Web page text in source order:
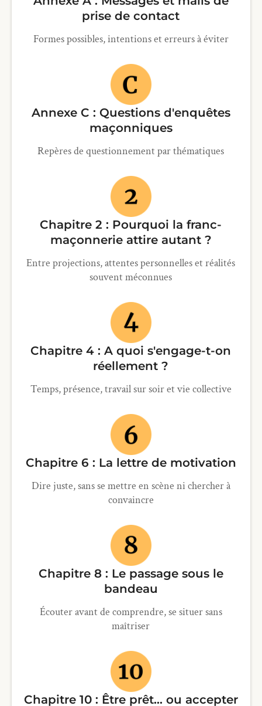
prise de contact
Formes possibles, intentions et erreurs à éviter
Annexe C : Questions d'enquêtes
maçonniques
Repères de questionnement par thématiques
Chapitre 2 : Pourquoi la franc-
maçonnerie attire autant ?
Entre projections, attentes personnelles et réalités
souvent méconnues
Chapitre 4 : A quoi s'engage-t-on
réellement ?
Temps, présence, travail sur soir et vie collective
Chapitre 6 : La lettre de motivation
Dire juste, sans se mettre en scène ni chercher à
convaincre
Chapitre 8 : Le passage sous le
bandeau
Écouter avant de comprendre, se situer sans
maîtriser
Chapitre 10 : Être prêt... ou accepter